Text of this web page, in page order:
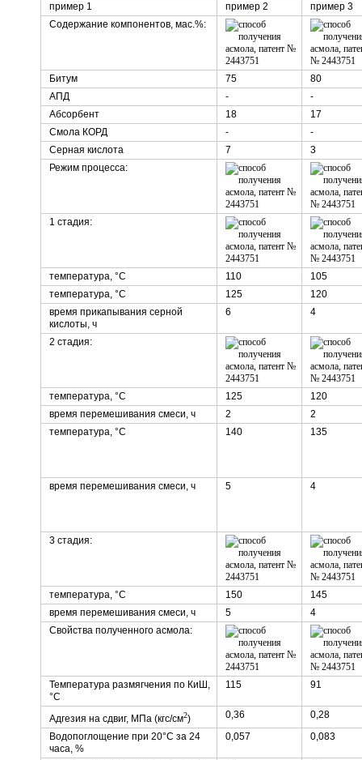
пример 1 пример 2
пример 3
Содержание компонентов, мас.%:
Битум 75
80
АПД
-
-
Абсорбент
18
17
Смола КОРД
-
-
Серная кислота
7
3
Режим процесса:
1 стадия:
температура, °C 110
105
температура, °C
125
120
время прикапывания серной
кислоты, ч
6 4
2 стадия:
температура, °C 125
120
время перемешивания смеси, ч
2
2
температура, °C
140 135
время перемешивания смеси, ч 5 4
3 стадия:
температура, °C 150
145
время перемешивания смеси, ч
5
4
Свойства полученного асмола:
Температура размягчения по КиШ,
°C
115 91
Адгезия на сдвиг, МПа (кгс/см2) 0,36
0,28
Водопоглощение при 20°C за 24
часа, %
0,057 0,083